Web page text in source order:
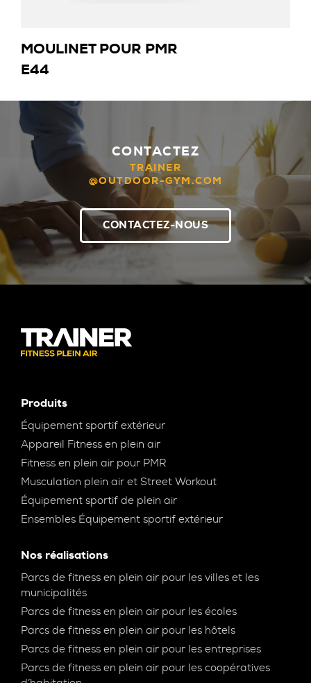
MOULINET POUR PMR
E44
CONTACTEZ
TRAINER
@OUTDOOR-GYM.COM
CONTACTEZ-NOUS
Produits
Équipement sportif extérieur
Appareil Fitness en plein air
Fitness en plein air pour PMR
Musculation plein air et Street Workout
Équipement sportif de plein air
Ensembles Équipement sportif extérieur
Nos réalisations
Parcs de fitness en plein air pour les villes et les
municipalités
Parcs de fitness en plein air pour les écoles
Parcs de fitness en plein air pour les hôtels
Parcs de fitness en plein air pour les entreprises
Parcs de fitness en plein air pour les coopératives